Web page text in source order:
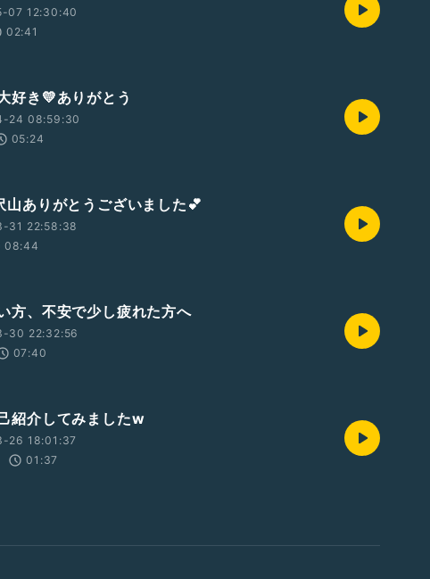
07 12:30:40
02:41
好き💛ありがとう
24 08:59:30
05:24
山ありがとうございました💕
31 22:58:38
08:44
方、不安で少し疲れた方へ
30 22:32:56
07:40
紹介してみましたw
26 18:01:37
01:37